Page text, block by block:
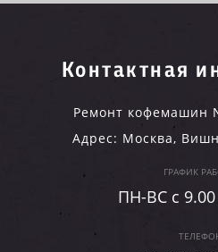
Контактная
Ремонт кофемашин
Адрес: Москва,
ГРАФИК
ПН-ВC c